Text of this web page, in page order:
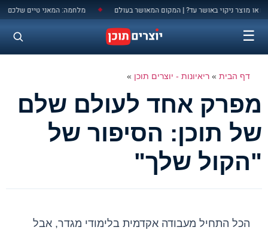
לתוכן מלחמה: המאני טיים שלכם להתפרסם ◆ באושר עד? | המקום המאושר בעולם
☰
דף הבית » ריאיונות - יוצרים תוכן »
מפרק אחד לעולם שלם
של תוכן: הסיפור של
"הקול שלך"
הכל התחיל מעבודה אקדמית בלימודי מגדר, אבל